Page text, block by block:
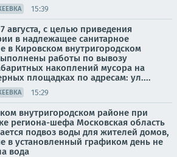
15:39
августа, с целью приведения
в надлежащее санитарное
в Кировском внутригородском
работы по вывозу
накоплений мусора на
площадках по адресам: ул....
15:29
внутригородском районе при
региона-шефа Московская область
подвоз воды для жителей домов,
в установленный графиком день не
вода